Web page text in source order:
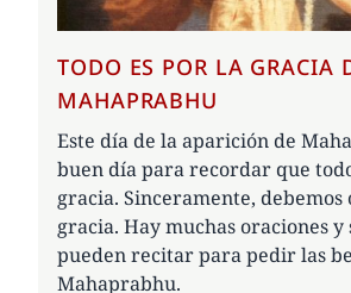
TODO ES POR LA GRACIA
MAHAPRABHU
Este día de la aparición de
buen día para recordar que
gracia. Sinceramente,
gracia. Hay muchas oraciones y
pueden recitar para pedir las
Mahaprabhu.